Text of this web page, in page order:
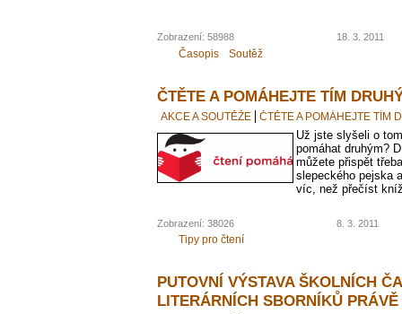
Zobrazení: 58988 18. 3. 2011
Časopis Soutěž
ČTĚTE A POMÁHEJTE TÍM
AKCE A SOUTĚŽE ČTĚTE A POMÁHEJTE TÍM
Už jste slyšeli o
pomáhat druhým?
můžete přispět
slepeckého pejska
víc, než přečíst
Zobrazení: 38026 8. 3. 2011
Tipy pro čtení
PUTOVNÍ VÝSTAVA ŠKOLNÍCH
LITERÁRNÍCH SBORNÍKŮ